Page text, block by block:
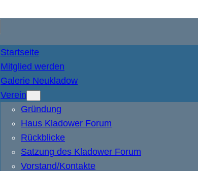
Startseite
Mitglied werden
Galerie Neukladow
Verein
Gründung
Haus Kladower Forum
Rückblicke
Satzung des Kladower Forum
Vorstand/Kontakte